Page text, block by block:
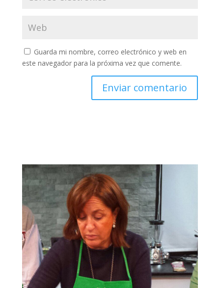
Guarda mi nombre, correo electrónico y web en
este navegador para la próxima vez que comente.